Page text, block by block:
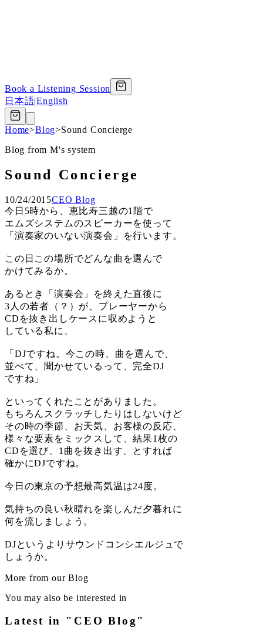
Book a Listening Session
日本語|English
Home>Blog>Sound Concierge
Blog from M's system
Sound Concierge
10/24/2015CEO Blog
今日5時から、恵比寿三越の1階で
エムズシステムのスピーカーを使って
「演奏家のいない演奏会」を行います。
この日この場所でどんな曲を選んで
かけてみるか。
あるとき「演奏会」を終えた直後に
3人の若者（？）が、プレーヤーから
CDを抜き出しケースに収めようと
している私に、
「DJですね。今この時、曲を選んで、
並べて、聞かせているって、完全DJ
ですね」
といってくれたことがありました。
もちろんスクラッチしたりはしないけど
その時の季節、お天気、お客様の反応、
様々な要素をミックスして、結果1枚の
CDを選び、1曲を抜き出す、とすれば
確かにDJですね。
今日の東京の予想最高気温は24度。
気持ちの良い秋晴れを楽しんだ夕暮れに
何を流しましょう。
DJというよりサウンドコンシエルジュで
しょうか。
More from our Blog
You may also be interested in
Latest in "CEO Blog"